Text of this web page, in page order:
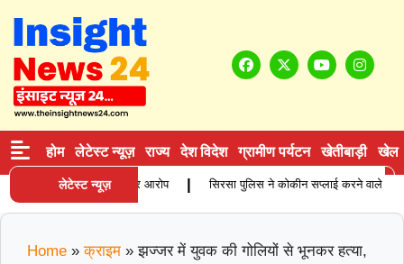
होम लेटेस्ट न्यूज़ राज्य देश विदेश ग्रामीण पर्यटन खेतीबाड़ी खेल
लेटेस्ट न्यूज़
मौत, परिजनों ने लगाए गंभीर आरोप सिरसा पुलिस ने कोकीन सप्लाई करने वाले
Home » क्राइम »झज्जर में युवक की गोलियों से भूनकर हत्या,